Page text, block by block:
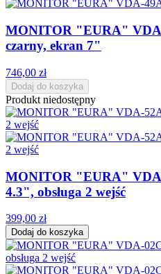
MONITOR "EURA"
czarny, ekran 7"
746,00 zł
Dodaj do koszyka
Produkt niedostępny
MONITOR "EURA"
4.3", obsługa 2 wejść
399,00 zł
Dodaj do koszyka